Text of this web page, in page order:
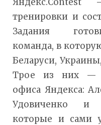
тренировки и
Задания
команда, в
Беларуси,
Трое из них —
офиса Яндекса:
Удовиченко и
которые и сами